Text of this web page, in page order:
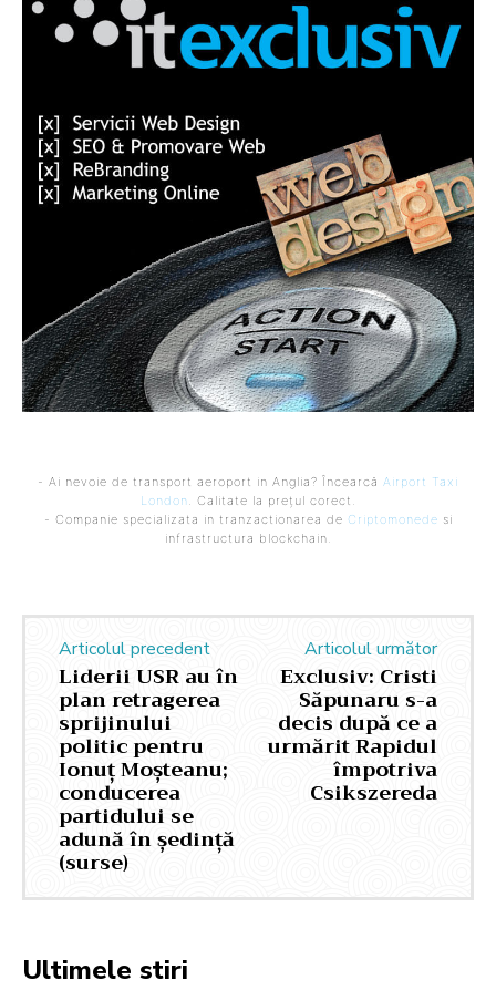
- Ai nevoie de transport aeroport in Anglia? Încearcă Airport Taxi
London. Calitate la prețul corect.
- Companie specializata in tranzactionarea de Criptomonede si
infrastructura blockchain.
Articolul precedent
Liderii USR au în
plan retragerea
sprijinului
politic pentru
Ionuț Moșteanu;
conducerea
partidului se
adună în ședință
(surse)
Articolul următor
Exclusiv: Cristi
Săpunaru s-a
decis după ce a
urmărit Rapidul
împotriva
Csikszereda
Ultimele stiri